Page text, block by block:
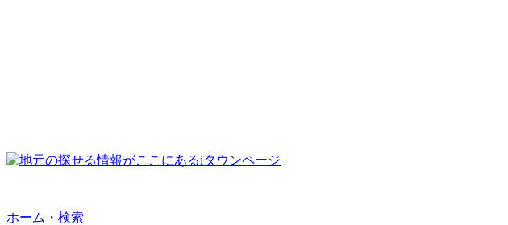
ホーム・検索